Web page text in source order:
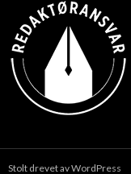
Stolt drevet av WordPress